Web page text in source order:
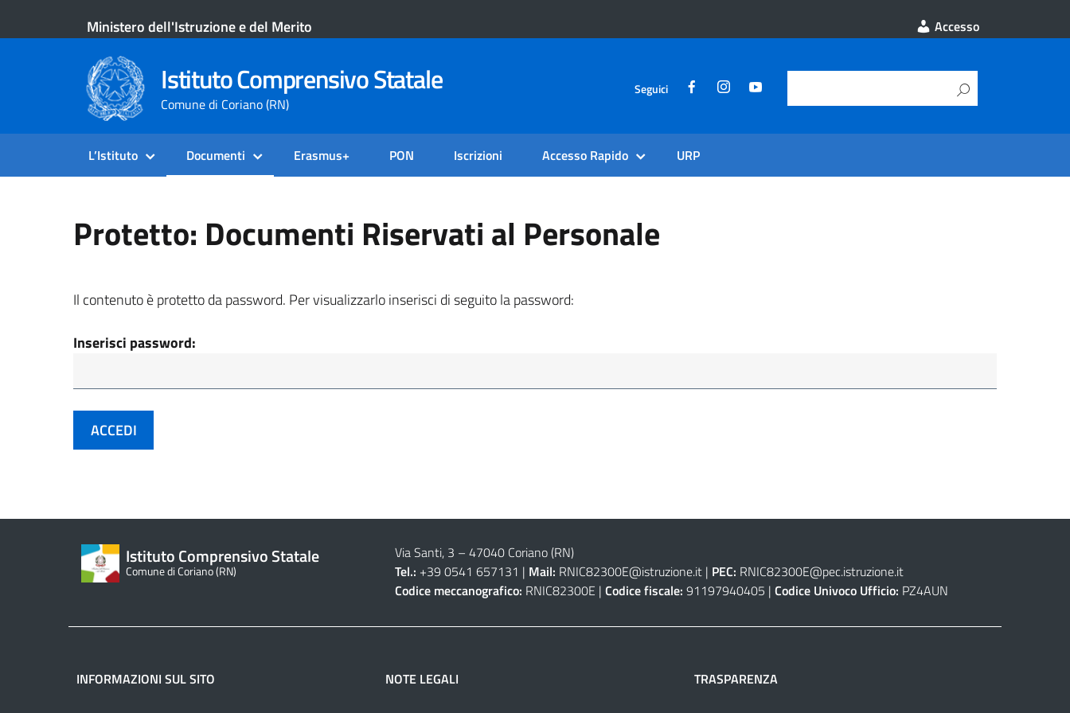
Ministero dell'Istruzione e del Merito Accesso
Istituto Comprensivo Statale
Comune di Coriano (RN)
Seguici
L’Istituto Documenti Erasmus+ PON Iscrizioni Accesso Rapido URP
Protetto: Documenti Riservati al Personale
Il contenuto è protetto da password. Per visualizzarlo inserisci di seguito la password:
Inserisci password:
Istituto Comprensivo Statale
Comune di Coriano (RN)
Via Santi, 3 – 47040 Coriano (RN)
Tel.: +39 0541 657131 | Mail: RNIC82300E@istruzione.it| PEC: RNIC82300E@pec.istruzione.it
Codice meccanografico: RNIC82300E | Codice fiscale: 91197940405 | Codice Univoco Ufficio: PZ4AUN
INFORMAZIONI SUL SITO NOTE LEGALI TRASPARENZA